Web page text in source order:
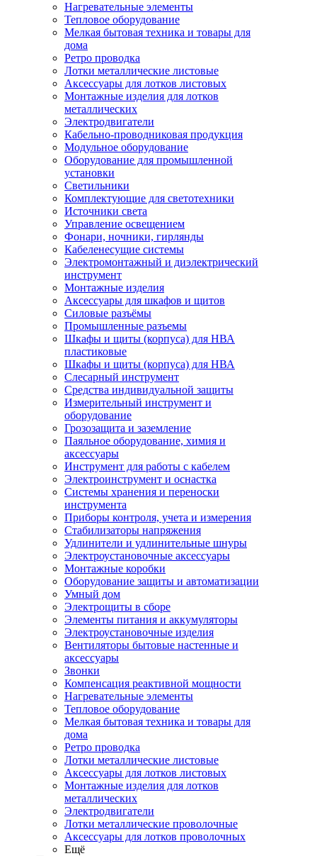
Нагревательные элементы
Тепловое оборудование
Мелкая бытовая техника и товары для
дома
Ретро проводка
Лотки металлические листовые
Аксессуары для лотков листовых
Монтажные изделия для лотков
металлических
Электродвигатели
Кабельно-проводниковая продукция
Модульное оборудование
Оборудование для промышленной
установки
Светильники
Комплектующие для светотехники
Источники света
Управление освещением
Фонари, ночники, гирлянды
Кабеленесущие системы
Электромонтажный и диэлектрический
инструмент
Монтажные изделия
Аксессуары для шкафов и щитов
Силовые разъёмы
Промышленные разъемы
Шкафы и щиты (корпуса) для НВА
пластиковые
Шкафы и щиты (корпуса) для НВА
Слесарный инструмент
Средства индивидуальной защиты
Измерительный инструмент и
оборудование
Грозозащита и заземление
Паяльное оборудование, химия и
аксессуары
Инструмент для работы с кабелем
Электроинструмент и оснастка
Системы хранения и переноски
инструмента
Приборы контроля, учета и измерения
Стабилизаторы напряжения
Удлинители и удлинительные шнуры
Электроустановочные аксессуары
Монтажные коробки
Оборудование защиты и автоматизации
Умный дом
Электрощиты в сборе
Элементы питания и аккумуляторы
Электроустановочные изделия
Вентиляторы бытовые настенные и
аксессуары
Звонки
Компенсация реактивной мощности
Нагревательные элементы
Тепловое оборудование
Мелкая бытовая техника и товары для
дома
Ретро проводка
Лотки металлические листовые
Аксессуары для лотков листовых
Монтажные изделия для лотков
металлических
Электродвигатели
Лотки металлические проволочные
Аксессуары для лотков проволочных
Ещё